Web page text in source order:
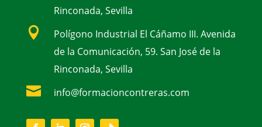
Rinconada, Sevilla

Polígono Industrial El Cáñamo III. Avenida
de la Comunicación, 59. San José de la
Rinconada, Sevilla
 info@formacioncontreras.com